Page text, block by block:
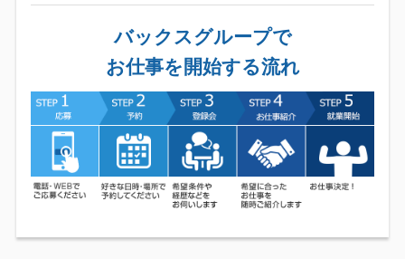
バックスグループで
お仕事を開始する流れ